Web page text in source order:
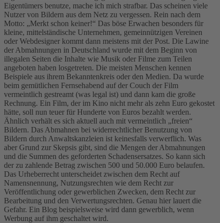
Eigentümers benutze, mache ich mich strafbar. Das scheinen viele
Nutzer von Bildern aus dem Netz zu vergessen. Rein nach dem
Motto: „Merkt schon keiner!“ Das böse Erwachen besonders für
kleine, mittelständische Unternehmen, gemeinnützigen Vereinen
oder Webdesigner kommt dann meistens mit der Post. Die Lawine
der Abmahnungen in Deutschland wurde mit dem Beginn von
illegalen Seiten die Inhalte wie Musik oder Filme zum Teilen
angeboten haben losgetreten. Die meisten Menschen kennen
Beispiele aus ihrem Bekanntenkreis oder den Medien. Da wurde
beim gemütlichen Fernsehabend auf der Couch der Film
vermeintlich gestreamt (was legal ist) und dann kam die große
Rechnung. Ein Film, der im Kino nicht mehr als zehn Euro gekostet
hätte, soll nun teuer für Hunderte von Euros bezahlt werden.
Ähnlich verhält es sich aktuell auch mit vermeintlich „freien“
Bildern. Das Abmahnen bei widerrechtlicher Benutzung von
Bildern durch Anwaltskanzleien ist keinesfalls verwerflich. Was
aber Grund zur Skepsis gibt, sind die Mengen der Abmahnungen
und die Summen des geforderten Schadensersatzes. So kann sich
der zu zahlende Betrag zwischen 500 und 50.000 Euro belaufen.
Das Urheberrecht unterscheidet zwischen dem Recht auf
Namensnennung, Nutzungsrechten wie dem Recht zur
Veröffentlichung oder gewerblichen Zwecken, dem Recht zur
Bearbeitung und den Verwertungsrechten. Genau hier lauert die
Gefahr. Ein Blog beispielsweise wird dann gewerblich, wenn
Werbung auf ihm geschaltet wird.